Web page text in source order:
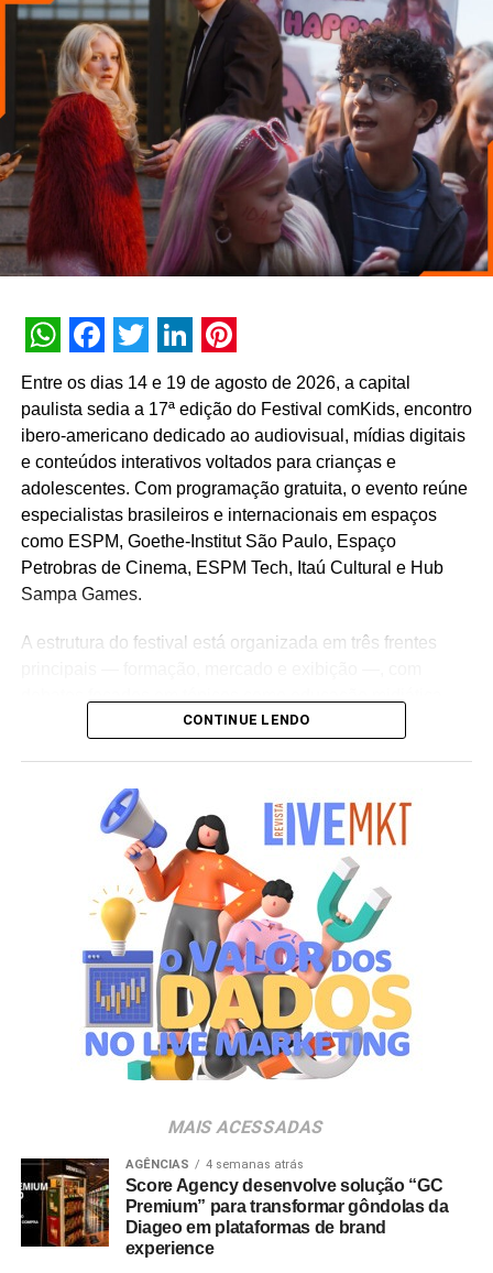
justamente para conectar esse ecossistema, promover
conhecimento, estimular novos negócios e contribuir para
o fortalecimento desse mercado, que ainda tem um
enorme potencial de crescimento no país”, destaca
Johnny Reitzfeld, fundador eCEOda Amicci.
O credenciamento é destinado a profissionais de toda a
cadeia produtiva — incluindo varejistas, fabricantes,
distribuidores, fornecedores e consultores —
interessados no mapeamento de tendências e na
geração de novas parcerias comerciais.
WhatsApp
Facebook
Twitter
LinkedIn
Pinterest
Entre os dias 14 e 19 de agosto de 2026, a capital
paulista sedia a 17ª edição do Festival comKids, encontro
ibero-americano dedicado ao audiovisual, mídias digitais
e conteúdos interativos voltados para crianças e
adolescentes. Com programação gratuita, o evento reúne
especialistas brasileiros e internacionais em espaços
como ESPM, Goethe-Institut São Paulo, Espaço
Petrobras de Cinema, ESPM Tech, Itaú Cultural e Hub
Sampa Games.
A estrutura do festival está organizada em três frentes
inteligência criativa, jogos eletrônicos, o impacto do ECA
Destaques da programação
Seminário do Audiovisual Infantil: Ciclo de seis dias
masterclasses ,workshops, painéis de mercado e
apresentação de pesquisas sobre produção de conteúdo
e políticas públicas para a infância.
Masterclass Internacional:Apresentação do diretor
holandês Jan-Willem Bult, referência em documentários
feitos com crianças e criador da metodologia
Preschool.doc, sobre construção de narrativas reais na
ficção e no formato documental.
Debates sobre ECA Digital:Painel com a participação
do Instituto Alana e advogados especializados para
discutir as adequações regulatórias exigidas de
produtoras de conteúdo, desenvolvedoras degamese
projetos educativos.
CONTINUE LENDO
MAIS ACESSADAS
AGÊNCIAS 4 semanas atrás
Score Agency desenvolve solução “GC
Premium” para transformar gôndolas da
Diageo em plataformas de brand
experience